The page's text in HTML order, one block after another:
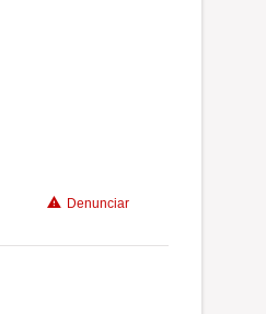
Denunciar